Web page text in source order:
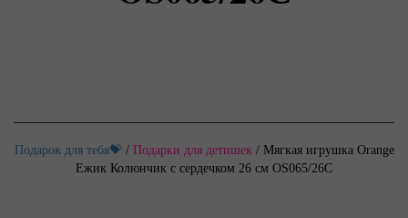
Подарок для тебя💝/ Подарки для детишек/ Мягкая игрушка Orange
Ежик Колюнчик с сердечком 26 см OS065/26С